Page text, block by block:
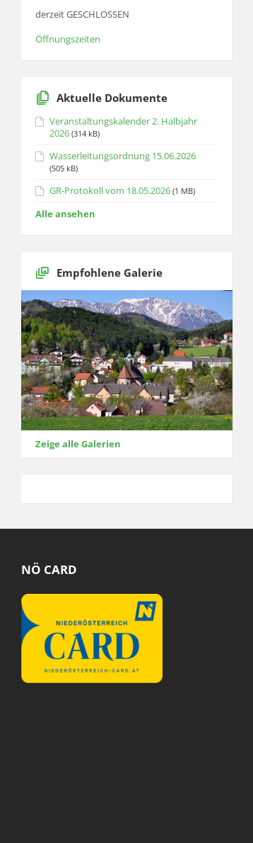
derzeit GESCHLOSSEN
Öffnungszeiten
Aktuelle Dokumente
Veranstaltungskalender 2. Halbjahr
2026 (314 kB)
Wasserleitungsordnung 15.06.2026
(505 kB)
GR-Protokoll vom 18.05.2026 (1 MB)
Alle ansehen
Empfohlene Galerie
Zeige alle Galerien
NÖ CARD